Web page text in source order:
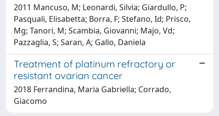
2011 Mancuso, M; Leonardi, Silvia; Giardullo, P;
Pasquali, Elisabetta; Borra, F; Stefano, Id; Prisco,
Mg; Tanori, M; Scambia, Giovanni; Majo, Vd;
Pazzaglia, S; Saran, A; Gallo, Daniela
Treatment of platinum refractory or
resistant ovarian cancer
2018 Ferrandina, Maria Gabriella; Corrado,
Giacomo